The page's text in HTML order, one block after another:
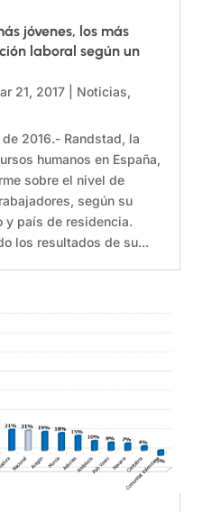
jóvenes, los más
laboral según un
21, 2017| Noticias,
2016.- Randstad, la
humanos en España,
sobre el nivel de
según su
y país de residencia.
los resultados de su...